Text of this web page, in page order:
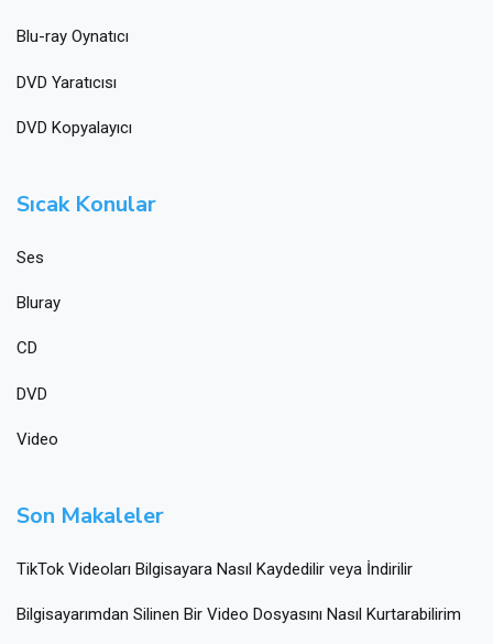
Blu-ray Oynatıcı
DVD Yaratıcısı
DVD Kopyalayıcı
Sıcak Konular
Ses
Bluray
CD
DVD
Video
Son Makaleler
TikTok Videoları Bilgisayara Nasıl Kaydedilir veya İndirilir
Bilgisayarımdan Silinen Bir Video Dosyasını Nasıl Kurtarabilirim